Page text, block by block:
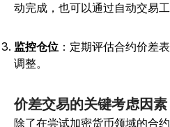
动完成，也可以通过自动交易工
监控仓位 ：定期评估合约价差
调整。
价差交易的关键考虑因素
除了在尝试加密货币领域的合